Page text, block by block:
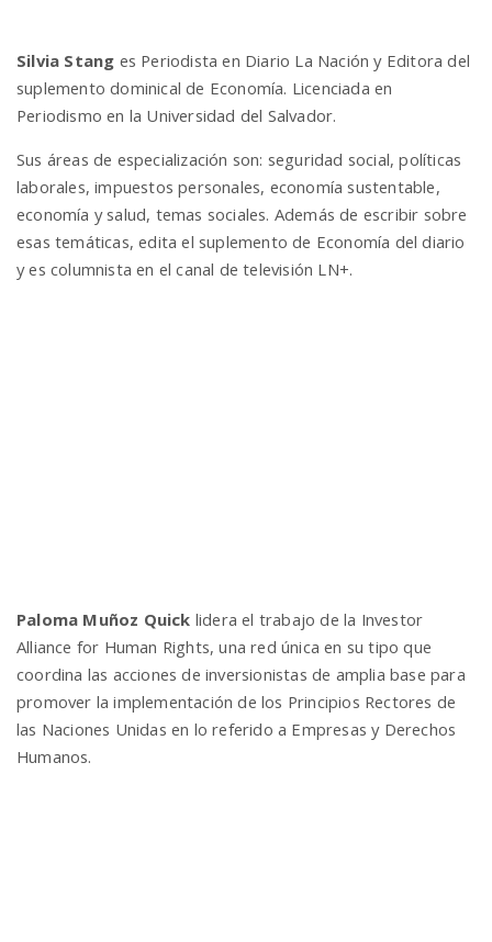
Silvia Stang es Periodista en Diario La Nación y Editora del
suplemento dominical de Economía. Licenciada en
Periodismo en la Universidad del Salvador.
Sus áreas de especialización son: seguridad social, políticas
laborales, impuestos personales, economía sustentable,
economía y salud, temas sociales. Además de escribir sobre
esas temáticas, edita el suplemento de Economía del diario
y es columnista en el canal de televisión LN+.
Paloma Muñoz Quick lidera el trabajo de la Investor
Alliance for Human Rights, una red única en su tipo que
coordina las acciones de inversionistas de amplia base para
promover la implementación de los Principios Rectores de
las Naciones Unidas en lo referido a Empresas y Derechos
Humanos.